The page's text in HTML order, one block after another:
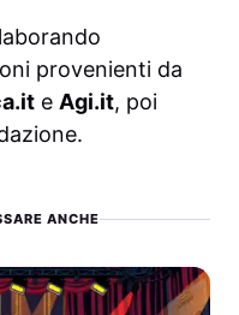
provenienti da
e Agi.it, poi
ANCHE